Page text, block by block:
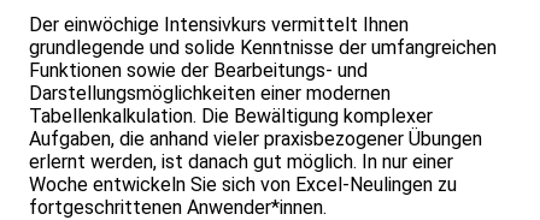
Der einwöchige Intensivkurs vermittelt Ihnen
grundlegende und solide Kenntnisse der umfangreichen
Funktionen sowie der Bearbeitungs- und
Darstellungsmöglichkeiten einer modernen
Tabellenkalkulation. Die Bewältigung komplexer
Aufgaben, die anhand vieler praxisbezogener Übungen
erlernt werden, ist danach gut möglich. In nur einer
Woche entwickeln Sie sich von Excel-Neulingen zu
fortgeschrittenen Anwender*innen.